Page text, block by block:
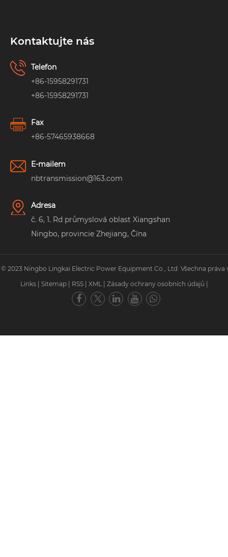
Kontaktujte nás
Telefon
+86-15958291731
+86-15958291731
Fax
+86-57465938668
E-mailem
nbtransmission@163.com
Adresa
č. 6, 1. Rd průmyslová oblast Xiangshan
Ningbo, provincie Zhejiang, Čína
2023 Ningbo Lingkai Electric Power Equipment Co., Ltd. Všechna práva
Links
Sitemap RSS XML Zásady ochrany osobních údajů